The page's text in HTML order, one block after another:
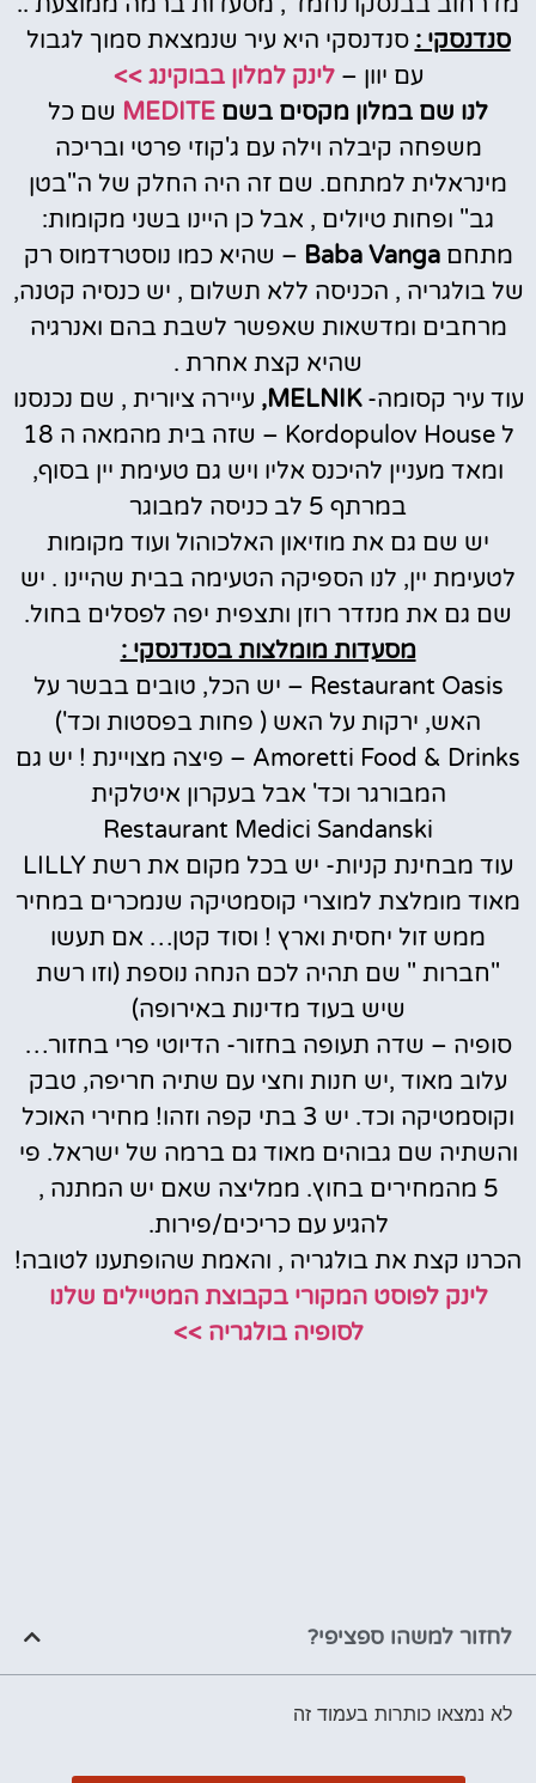
סנדנסקי : סנדנסקי היא עיר שנמצאת סמוך לגבול
עם יוון –לינק למלון בבוקינג >>
לנו שם במלון מקסים בשם MEDITE שם כל
משפחה קיבלה וילה עם ג'קוזי פרטי ובריכה
מינראלית למתחם. שם זה היה החלק של ה"בטן
גב" ופחות טיולים , אבל כן היינו בשני מקומות:
מתחםBaba Vanga – שהיא כמו נוסטרדמוס רק
של בולגריה , הכניסה ללא תשלום , יש כנסיה קטנה,
מרחבים ומדשאות שאפשר לשבת בהם ואנרגיה
שהיא קצת אחרת .
עוד עיר קסומה-MELNIK, עיירה ציורית , שם נכנסנו
ל Kordopulov House – שזה בית מהמאה ה 18
ומאד מעניין להיכנס אליו ויש גם טעימת יין בסוף,
במרתף 5 לב כניסה למבוגר
יש שם גם את מוזיאון האלכוהול ועוד מקומות
לטעימת יין, לנו הספיקה הטעימה בבית שהיינו . יש
שם גם את מנזדר רוזן ותצפית יפה לפסלים בחול.
מסעדות מומלצות בסנדנסקי :
Restaurant Oasis – יש הכל, טובים בבשר על
האש, ירקות על האש ( פחות בפסטות וכד')
Amoretti Food & Drinks – פיצה מצויינת ! יש גם
המבורגר וכד' אבל בעקרון איטלקית
Restaurant Medici Sandanski
עוד מבחינת קניות- יש בכל מקום את רשת LILLY
מאוד מומלצת למוצרי קוסמטיקה שנמכרים במחיר
ממש זול יחסית וארץ ! וסוד קטן… אם תעשו
"חברות " שם תהיה לכם הנחה נוספת (וזו רשת
שיש בעוד מדינות באירופה)
סופיה – שדה תעופה בחזור- הדיוטי פרי בחזור…
עלוב מאוד ,יש חנות וחצי עם שתיה חריפה, טבק
וקוסמטיקה וכד. יש 3 בתי קפה וזהו! מחירי האוכל
והשתיה שם גבוהים מאוד גם ברמה של ישראל. פי
5 מהמחירים בחוץ. ממליצה שאם יש המתנה ,
להגיע עם כריכים/פירות.
הכרנו קצת את בולגריה , והאמת שהופתענו לטובה!
לינק לפוסט המקורי בקבוצת המטיילים שלנו
לסופיה בולגריה >>
לחזור למשהו ספציפי?
לא נמצאו כותרות בעמוד זה